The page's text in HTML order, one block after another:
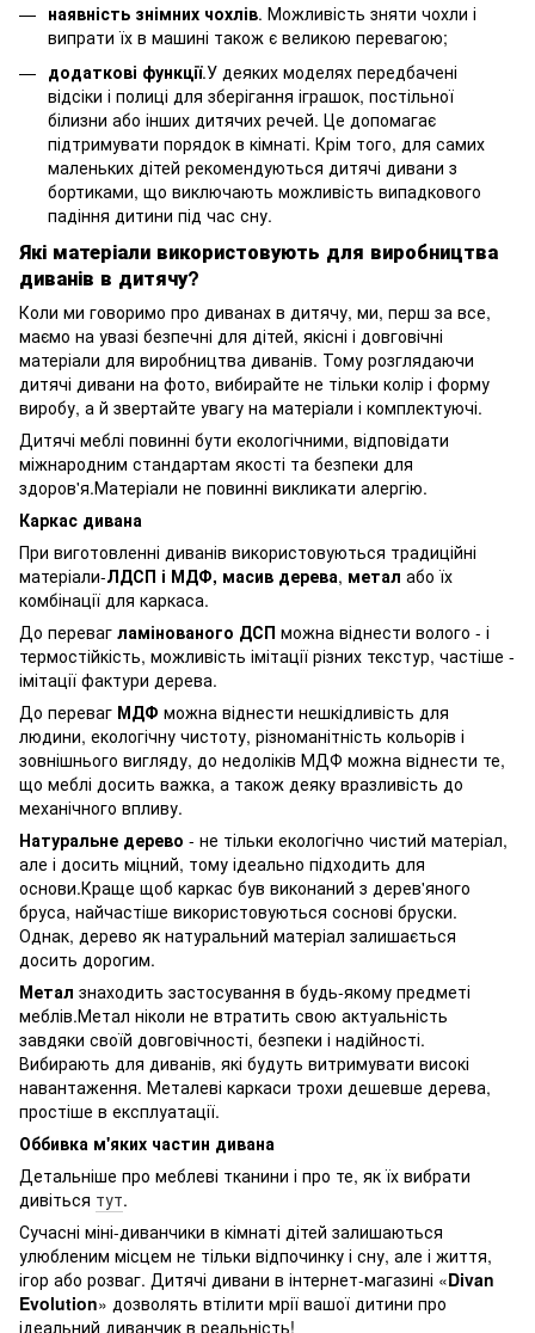
наявність знімних чохлів. Можливість зняти чохли і
випрати їх в машині також є великою перевагою;
додаткові функції.У деяких моделях передбачені
відсіки і полиці для зберігання іграшок, постільної
білизни або інших дитячих речей. Це допомагає
підтримувати порядок в кімнаті. Крім того, для самих
маленьких дітей рекомендуються дитячі дивани з
бортиками, що виключають можливість випадкового
падіння дитини під час сну.
Які матеріали використовують для виробництва
диванів в дитячу?
Коли ми говоримо про диванах в дитячу, ми, перш за все,
маємо на увазі безпечні для дітей, якісні і довговічні
матеріали для виробництва диванів. Тому розглядаючи
дитячі дивани на фото, вибирайте не тільки колір і форму
виробу, а й звертайте увагу на матеріали і комплектуючі.
Дитячі меблі повинні бути екологічними, відповідати
міжнародним стандартам якості та безпеки для
здоров'я.Матеріали не повинні викликати алергію.
Каркас дивана
При виготовленні диванів використовуються традиційні
матеріали-ЛДСП і МДФ, масив дерева, метал або їх
комбінації для каркаса.
До переваг ламінованого ДСП можна віднести волого - і
термостійкість, можливість імітації різних текстур, частіше -
імітації фактури дерева.
До переваг МДФ можна віднести нешкідливість для
людини, екологічну чистоту, різноманітність кольорів і
зовнішнього вигляду, до недоліків МДФ можна віднести те,
що меблі досить важка, а також деяку вразливість до
механічного впливу.
Натуральне дерево - не тільки екологічно чистий матеріал,
але і досить міцний, тому ідеально підходить для
основи.Краще щоб каркас був виконаний з дерев'яного
бруса, найчастіше використовуються соснові бруски.
Однак, дерево як натуральний матеріал залишається
досить дорогим.
Метал знаходить застосування в будь-якому предметі
меблів.Метал ніколи не втратить свою актуальність
завдяки своїй довговічності, безпеки і надійності.
Вибирають для диванів, які будуть витримувати високі
навантаження. Металеві каркаси трохи дешевше дерева,
простіше в експлуатації.
Оббивка м'яких частин дивана
Детальніше про меблеві тканини і про те, як їх вибрати
дивіться тут.
Сучасні міні-диванчики в кімнаті дітей залишаються
улюбленим місцем не тільки відпочинку і сну, але і життя,
ігор або розваг. Дитячі дивани в інтернет-магазині «Divan
Evolution» дозволять втілити мрії вашої дитини про
ідеальний диванчик в реальність!